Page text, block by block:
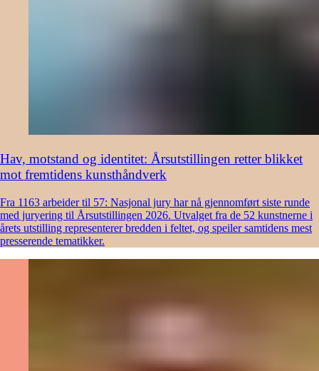
Hav, motstand og identitet: Årsutstillingen retter blikket
mot fremtidens kunsthåndverk
Fra 1163 arbeider til 57: Nasjonal jury har nå gjennomført siste runde
med juryering til Årsutstillingen 2026. Utvalget fra de 52 kunstnerne i
årets utstilling representerer bredden i feltet, og speiler samtidens mest
presserende tematikker.